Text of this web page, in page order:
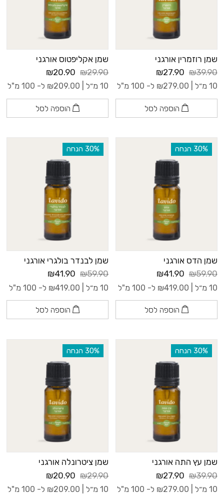
שמן רוזמרין אורגני
₪39.90
₪27.90
10 מ״ל | ₪279.00 ל- 100 מ"ל
הוספה לסל
שמן אקליפטוס אורגני
₪29.90
₪20.90
10 מ״ל | ₪209.00 ל- 100 מ"ל
הוספה לסל
‫30% הנחה
שמן הדס אורגני
₪59.90
₪41.90
10 מ״ל | ₪419.00 ל- 100 מ"ל
הוספה לסל
‫30% הנחה
שמן לבנדר בולגרי אורגני
₪59.90
₪41.90
10 מ״ל | ₪419.00 ל- 100 מ"ל
הוספה לסל
‫30% הנחה
שמן עץ התה אורגני
₪39.90
₪27.90
10 מ״ל | ₪279.00 ל- 100 מ"ל
‫30% הנחה
שמן ציטרונלה אורגני
₪29.90
₪20.90
10 מ״ל | ₪209.00 ל- 100 מ"ל